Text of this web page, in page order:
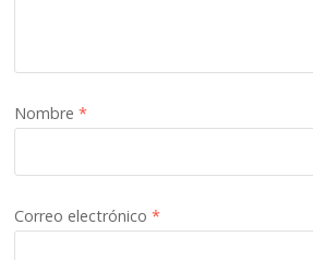
Nombre*
Correo electrónico*